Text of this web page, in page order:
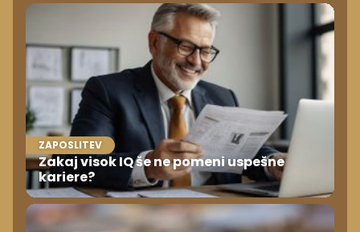
ZAPOSLITEV
Zakaj visok IQ še ne pomeni uspešne
kariere?